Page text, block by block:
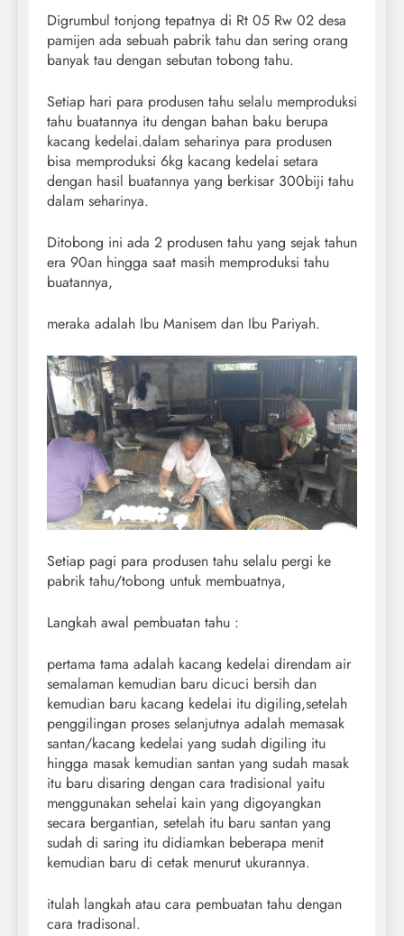
Digrumbul tonjong tepatnya di Rt 05 Rw 02 desa
pamijen ada sebuah pabrik tahu dan sering orang
banyak tau dengan sebutan tobong tahu.
Setiap hari para produsen tahu selalu memproduksi
tahu buatannya itu dengan bahan baku berupa
kacang kedelai.dalam seharinya para produsen
bisa memproduksi 6kg kacang kedelai setara
dengan hasil buatannya yang berkisar 300biji tahu
dalam seharinya.
Ditobong ini ada 2 produsen tahu yang sejak tahun
era 90an hingga saat masih memproduksi tahu
buatannya,
meraka adalah Ibu Manisem dan Ibu Pariyah.
Setiap pagi para produsen tahu selalu pergi ke
pabrik tahu/tobong untuk membuatnya,
Langkah awal pembuatan tahu :
pertama tama adalah kacang kedelai direndam air
semalaman kemudian baru dicuci bersih dan
kemudian baru kacang kedelai itu digiling,setelah
penggilingan proses selanjutnya adalah memasak
santan/kacang kedelai yang sudah digiling itu
hingga masak kemudian santan yang sudah masak
itu baru disaring dengan cara tradisional yaitu
menggunakan sehelai kain yang digoyangkan
secara bergantian, setelah itu baru santan yang
sudah di saring itu didiamkan beberapa menit
kemudian baru di cetak menurut ukurannya.
itulah langkah atau cara pembuatan tahu dengan
cara tradisonal.